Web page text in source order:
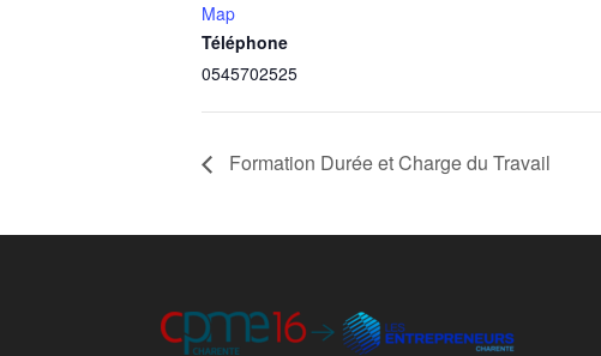
Map
Téléphone
0545702525
Formation Durée et Charge du Travail